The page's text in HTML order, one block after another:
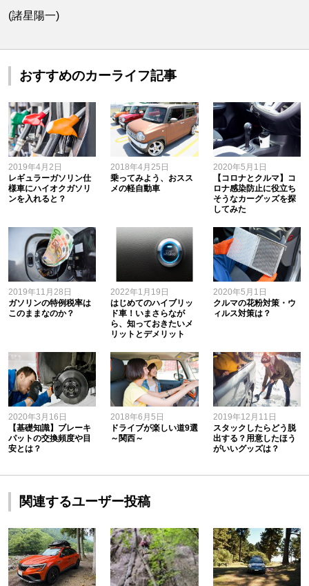
(諸星陽一)
おすすめのカーライフ記事
2019年4月2日
レギュラーガソリン仕
様車にハイオクガソリ
ンを入れると？
2018年4月25日
乗ってみよう、おスス
メの軽自動車
2020年5月1日
【コロナとクルマ】コ
ロナ感染防止に役立ち
そうなカーグッズを探
してみた
2019年11月28日
ガソリンの特例税率は
このままなのか？
2022年1月19日
はじめてのハイブリッ
ド車！いまさらなが
ら、知っておきたいメ
リットとデメリット
2020年5月1日
クルマの花粉対策・ウ
ィルス対策は？
2020年3月16日
【基礎知識】ブレーキ
パットの交換頻度や目
安とは？
2018年6月5日
ドライブが楽しい道9選
～関西～
2019年12月11日
スタックしたらどう脱
出する？用意したほう
がいいグッズは？
関連するユーザー投稿